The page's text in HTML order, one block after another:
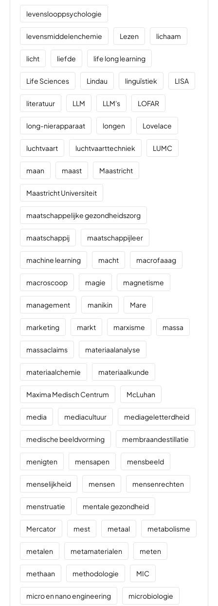
levenslooppsychologie
levensmiddelenchemie Lezen lichaam
licht liefde life long learning
Life Sciences Lindau linguïstiek LISA
literatuur LLM LLM's LOFAR
long-nierapparaat longen Lovelace
luchtvaart luchtvaarttechniek LUMC
maan maast Maastricht
Maastricht Universiteit
maatschappelijke gezondheidszorg
maatschappij maatschappijleer
machine learning macht macrofaaag
macroscoop magie magnetisme
management manikin Mare
marketing markt marxisme massa
massaclaims materiaalanalyse
materiaalchemie materiaalkunde
Maxima Medisch Centrum McLuhan
media mediacultuur mediageletterdheid
medische beeldvorming membraandestillatie
menigten mensapen mensbeeld
menselijkheid mensen mensenrechten
menstruatie mentale gezondheid
Mercator mest metaal metabolisme
metalen metamaterialen meten
methaan methodologie MIC
micro en nano engineering microbiologie